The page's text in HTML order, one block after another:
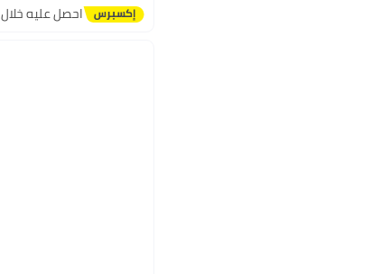
احصل عليه خلال